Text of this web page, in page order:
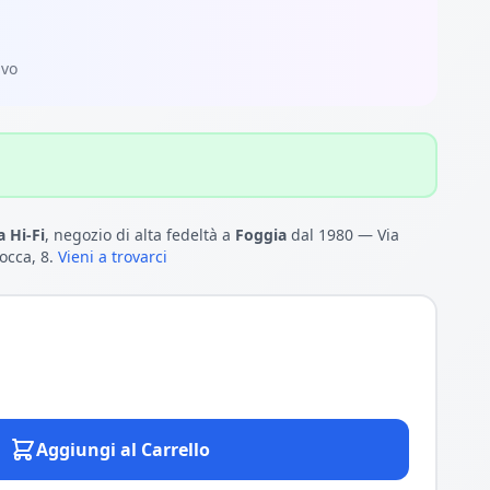
Hi-Fi, negozio di alta fedeltà a Foggia dal 1980 — Via
8. Vieni a trovarci
Aggiungi al Carrello